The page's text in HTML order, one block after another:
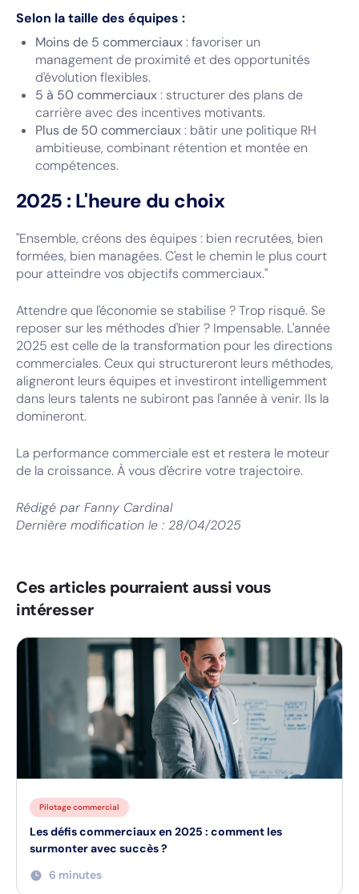
Selon la taille des équipes :
Moins de 5 commerciaux: favoriser un
management de proximité et des opportunités
d'évolution flexibles.
5 à 50 commerciaux: structurer des plans de
carrière avec des incentives motivants.
Plus de 50 commerciaux: bâtir une politique RH
ambitieuse, combinant rétention et montée en
compétences.
2025 : L'heure du choix
"Ensemble, créons des équipes : bien recrutées, bien
formées, bien managées. C'est le chemin le plus court
pour atteindre vos objectifs commerciaux."
Attendre que l'économie se stabilise ? Trop risqué. Se
reposer sur les méthodes d'hier ? Impensable. L'année
2025 est celle de la transformation pour les directions
commerciales. Ceux qui structureront leurs méthodes,
aligneront leurs équipes et investiront intelligemment
dans leurs talents ne subiront pas l'année à venir. Ils la
domineront.
La performance commerciale est et restera le moteur
de la croissance. À vous d'écrire votre trajectoire.
Rédigé par Fanny Cardinal
Dernière modification le : 28/04/2025
Ces articles pourraient aussi vous
intéresser
Pilotage commercial
Les défis commerciaux en 2025 : comment les
surmonter avec succès ?
6 minutes